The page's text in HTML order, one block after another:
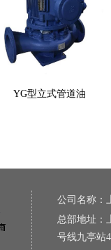
YG型立式管道油
公司名称：
总部地址：
号线九亭站